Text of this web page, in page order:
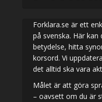
Forklara.se är ett
på svenska. Här
betydelse, hitta
korsord. Vi
det alltid ska vara
Målet är att göra
– oavsett om du är